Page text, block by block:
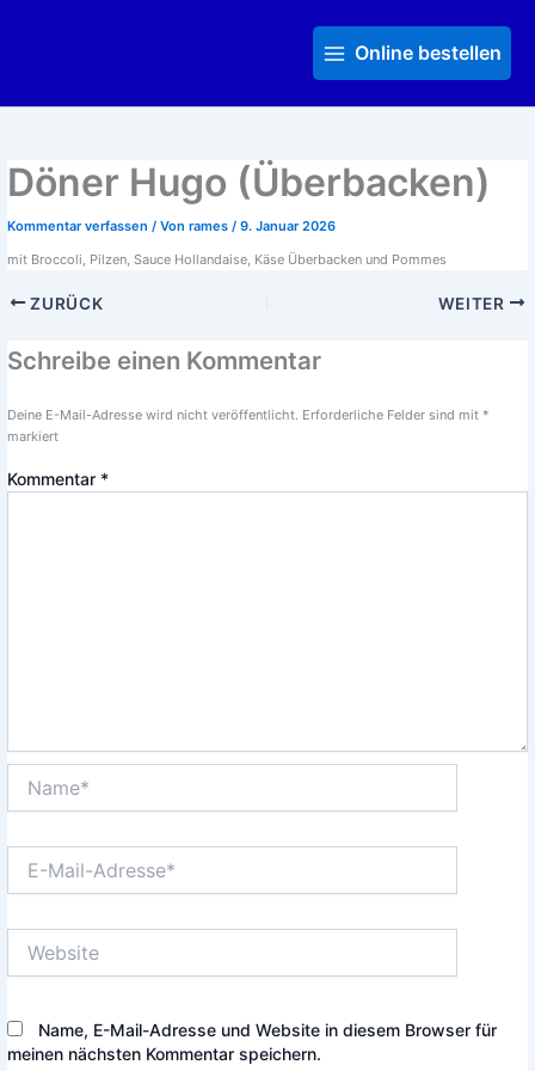
MenuOnline bestellen
Döner Hugo (Überbacken)
Kommentar verfassen / Von rames / 9. Januar 2026
mit Broccoli, Pilzen, Sauce Hollandaise, Käse Überbacken und Pommes
ZURÜCK WEITER
Schreibe einen Kommentar
Deine E-Mail-Adresse wird nicht veröffentlicht. Erforderliche Felder sind mit *
markiert
Kommentar *
Mail-
Name, E-Mail-Adresse und Website in diesem Browser für
meinen nächsten Kommentar speichern.